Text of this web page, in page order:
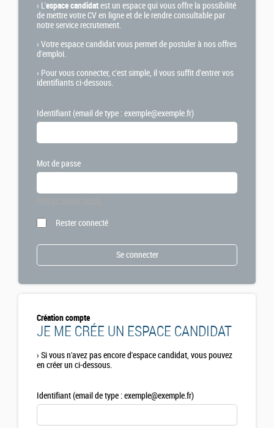
› L'espace candidatest un espace qui vous offre la possibilité
de mettre votre CV en ligne et de le rendre consultable par
notre service recrutement.
› Votre espace candidat vous permet de postuler à nos offres
d'emploi.
› Pour vous connecter, c'est simple, il vous suffit d'entrer vos
identifiants ci-dessous.
Identifiant (email de type : exemple@exemple.fr)
Mot de passe
Rester connecté
JE ME CRÉE UN ESPACE CANDIDAT
› Si vous n'avez pas encore d'espace candidat, vous pouvez
en créer un ci-dessous.
Création compte
Identifiant (email de type : exemple@exemple.fr)